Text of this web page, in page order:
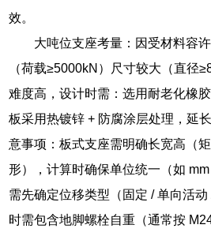
效。
大吨位支座考量：因受材料容
（荷载≥5000kN）尺寸较大（直径
难度高，设计时需：选用耐老化橡
板采用热镀锌 + 防腐涂层处理，延
意事项：板式支座需明确长宽高（
形），计算时确保单位统一（如
需先确定位移类型（固定 / 单向活
时需包含地脚螺栓自重（通常按